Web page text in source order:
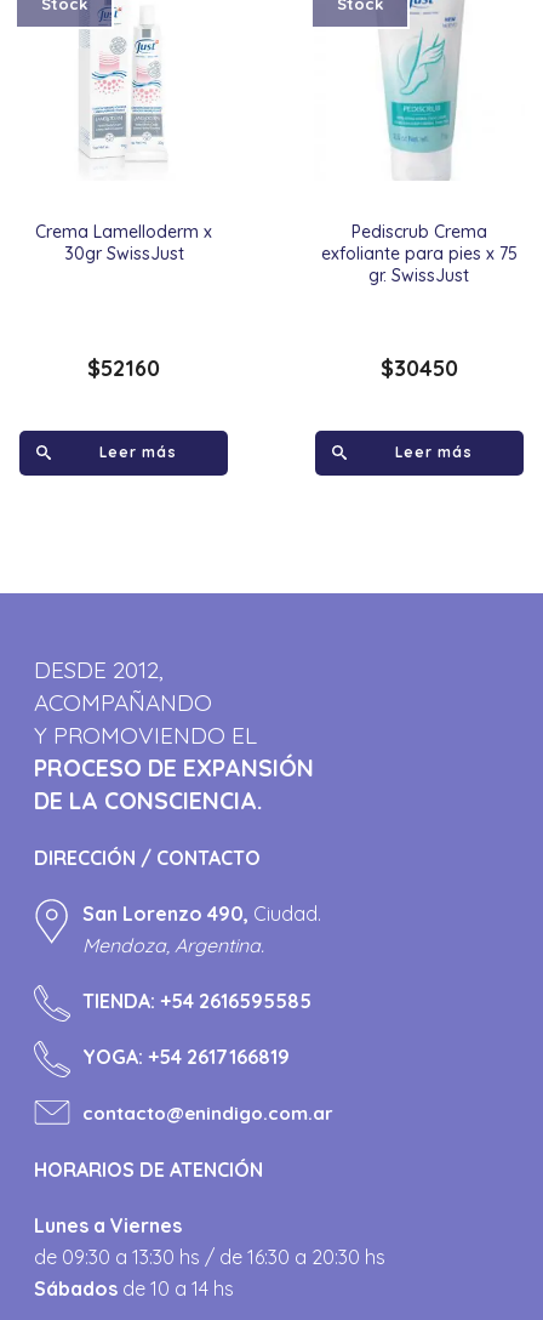
Crema Lamelloderm x
30gr SwissJust
$52160
Leer más
Pediscrub Crema
exfoliante para pies x 75
gr. SwissJust
$30450
Leer más
DESDE 2012,
ACOMPAÑANDO
Y PROMOVIENDO EL
PROCESO DE EXPANSIÓN
DE LA CONSCIENCIA.
DIRECCIÓN / CONTACTO
San Lorenzo 490, Ciudad.
Mendoza, Argentina.
TIENDA:+54 2616595585
YOGA:+54 2617166819
contacto@enindigo.com.ar
HORARIOS DE ATENCIÓN
Lunes a Viernes
de 09:30 a 13:30 hs / de 16:30 a 20:30 hs
Sábados de 10 a 14 hs